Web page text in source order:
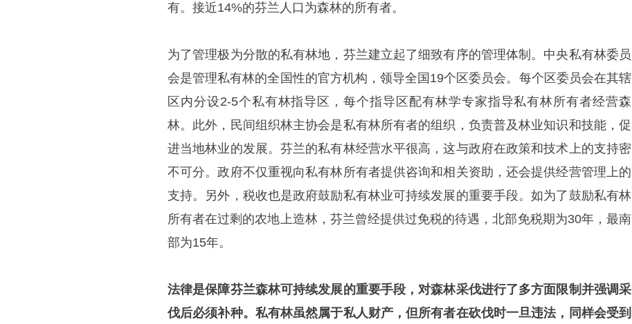
有。接近14%的芬兰人口为森林的所有者。
为了管理极为分散的私有林地，芬兰建立起了细致有序的管理体制。中央私有林委员
会是管理私有林的全国性的官方机构，领导全国19个区委员会。每个区委员会在其辖
区内分设2-5个私有林指导区，每个指导区配有林学专家指导私有林所有者经营森
林。此外，民间组织林主协会是私有林所有者的组织，负责普及林业知识和技能，促
进当地林业的发展。芬兰的私有林经营水平很高，这与政府在政策和技术上的支持密
不可分。政府不仅重视向私有林所有者提供咨询和相关资助，还会提供经营管理上的
支持。另外，税收也是政府鼓励私有林业可持续发展的重要手段。如为了鼓励私有林
所有者在过剩的农地上造林，芬兰曾经提供过免税的待遇，北部免税期为30年，最南
部为15年。
法律是保障芬兰森林可持续发展的重要手段，对森林采伐进行了多方面限制并强调采
伐后必须补种。私有林虽然属于私人财产，但所有者在砍伐时一旦违法，同样会受到